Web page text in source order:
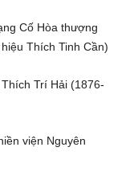
Cố Hòa thượng
Thích Tinh Cần)
Trí Hải (1876-
viện Nguyên